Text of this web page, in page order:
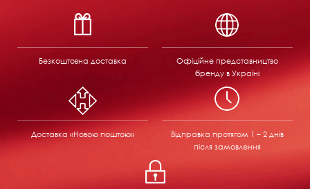
Безкоштовна доставка
Офіційне представництво
бренду в Україні
Доставка «Новою поштою» Відправка протягом 1 – 2 днів
після замовлення